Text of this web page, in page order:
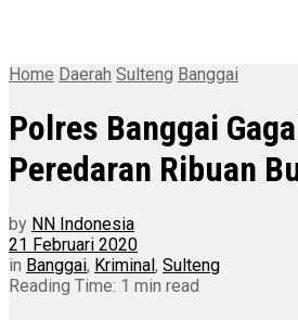
Home Daerah Sulteng Banggai
Polres Banggai
Peredaran Ribuan
by NN Indonesia
21 Februari 2020
in Banggai, Kriminal, Sulteng
Reading Time: 1 min read